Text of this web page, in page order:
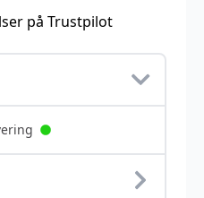
på Trustpilot